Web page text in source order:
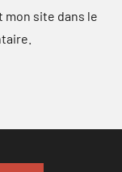
mon site dans le